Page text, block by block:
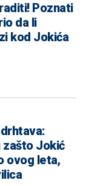
Poznati
da li
kod Jokića
Jokić
ovog leta,